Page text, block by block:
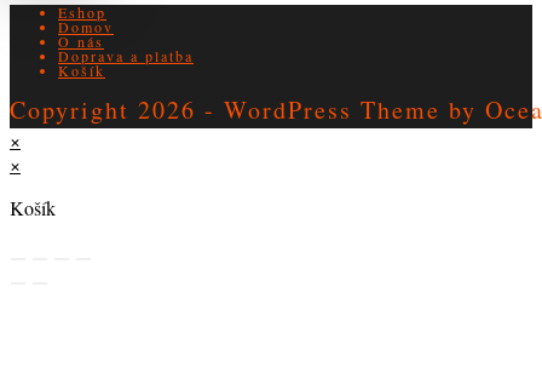
Eshop
Domov
O nás
Doprava a platba
Košík
Copyright 2026 - WordPress Theme by
×
×
Košík